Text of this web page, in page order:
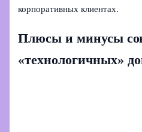
корпоративных клиентах.
Плюсы и минусы
«технологичных»